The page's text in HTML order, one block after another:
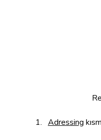
Adressing